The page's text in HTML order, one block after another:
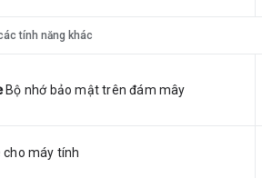
tính năng khác
Bộ nhớ bảo mật trên đám mây
cho máy tính